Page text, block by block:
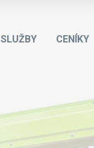
SLUŽBY CENÍKY